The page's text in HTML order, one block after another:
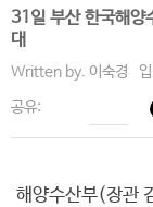
31일 부산 한국해양
대
Written by. 이숙경
공유:
해양수산부(장관